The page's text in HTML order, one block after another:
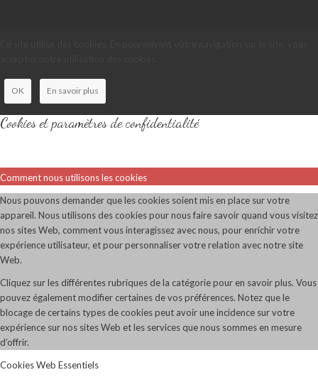
OK En savoir plus
Cookies et paramètres de confidentialité
Comment nous utilisons les cookies
Nous pouvons demander que les cookies soient mis en place sur votre
appareil. Nous utilisons des cookies pour nous faire savoir quand vous visitez
nos sites Web, comment vous interagissez avec nous, pour enrichir votre
expérience utilisateur, et pour personnaliser votre relation avec notre site
Web.
Cliquez sur les différentes rubriques de la catégorie pour en savoir plus. Vous
pouvez également modifier certaines de vos préférences. Notez que le
blocage de certains types de cookies peut avoir une incidence sur votre
expérience sur nos sites Web et les services que nous sommes en mesure
d’offrir.
Cookies Web Essentiels